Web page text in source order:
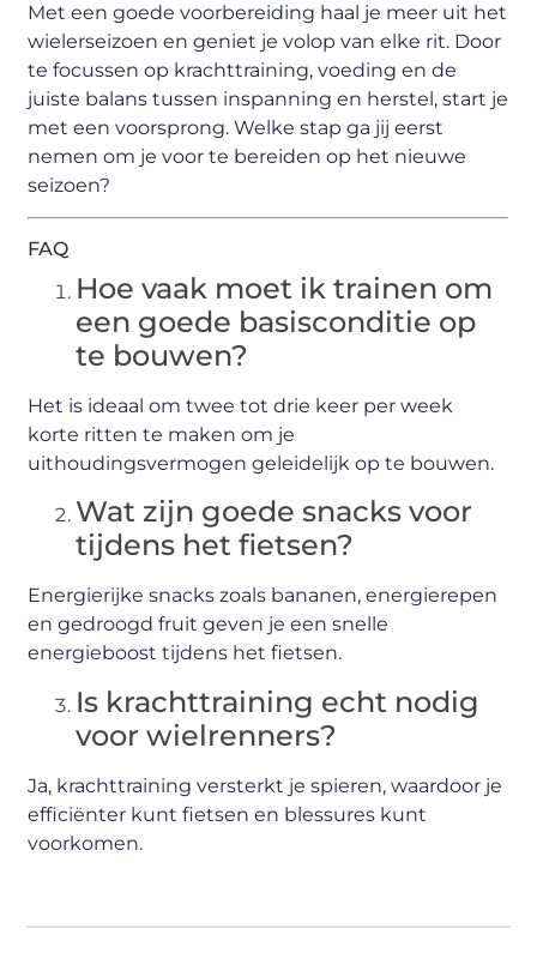
Met een goede voorbereiding haal je meer uit het
wielerseizoen en geniet je volop van elke rit. Door
te focussen op krachttraining, voeding en de
juiste balans tussen inspanning en herstel, start je
met een voorsprong. Welke stap ga jij eerst
nemen om je voor te bereiden op het nieuwe
seizoen?
FAQ
Hoe vaak moet ik trainen om
een goede basisconditie op
te bouwen?
Het is ideaal om twee tot drie keer per week
korte ritten te maken om je
uithoudingsvermogen geleidelijk op te bouwen.
Wat zijn goede snacks voor
tijdens het fietsen?
Energierijke snacks zoals bananen, energierepen
en gedroogd fruit geven je een snelle
energieboost tijdens het fietsen.
Is krachttraining echt nodig
voor wielrenners?
Ja, krachttraining versterkt je spieren, waardoor je
efficiënter kunt fietsen en blessures kunt
voorkomen.